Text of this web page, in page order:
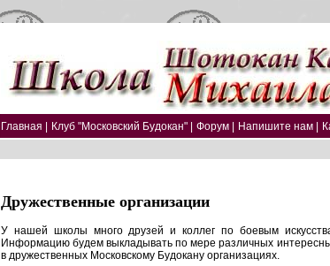
Главная | Клуб "Московский Будокан" | Форум | Напишите нам |
Дружественные организации
У нашей школы много друзей и коллег по боевым
Информацию будем выкладывать по мере различных
в дружественных Московскому Будокану организациях.